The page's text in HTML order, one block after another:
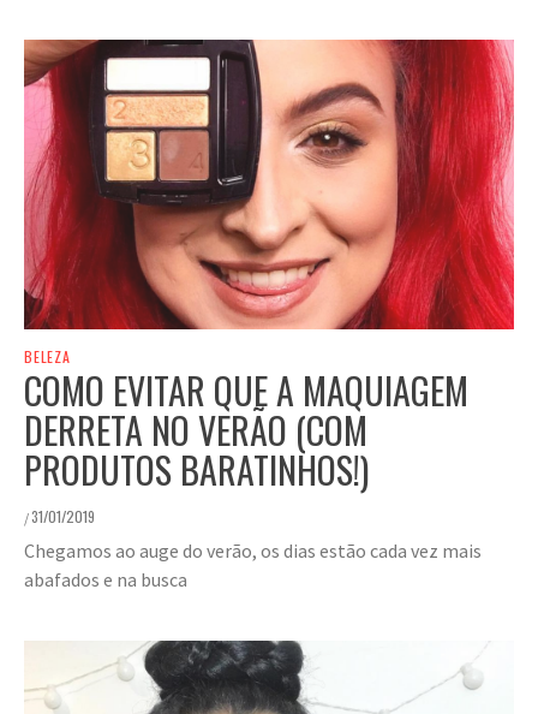
BELEZA
COMO EVITAR QUE A MAQUIAGEM
DERRETA NO VERÃO (COM
PRODUTOS BARATINHOS!)
/31/01/2019
Chegamos ao auge do verão, os dias estão cada vez mais
abafados e na busca